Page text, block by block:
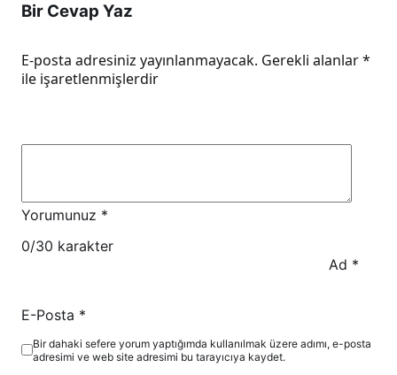
Bir Cevap Yaz
E-posta adresiniz yayınlanmayacak. Gerekli alanlar*
ile işaretlenmişlerdir
Yorumunuz *
0/30 karakter
Ad *
E-Posta *
Bir dahaki sefere yorum yaptığımda kullanılmak üzere adımı, e-posta
adresimi ve web site adresimi bu tarayıcıya kaydet.